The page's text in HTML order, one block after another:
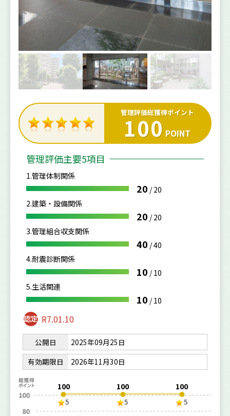
管理評価総獲得ポイント
100 POINT
管理評価主要5項目
1.管理体制関係
20 /20
2.建築・設備関係
20 /20
3.管理組合収支関係
40 /40
4.耐震診断関係
10 /10
5.生活関連
10 /10
R7.01.10
公開日
2025年09月25日
有効期限日
2026年11月30日
100
5
100
5
100
5